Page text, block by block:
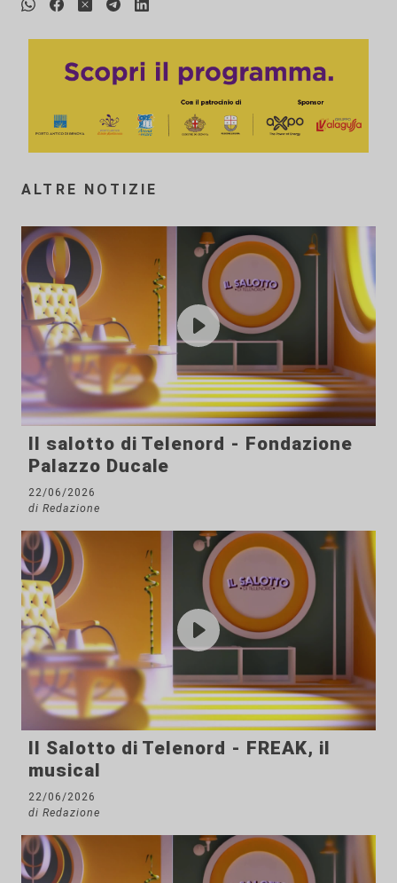
ALTRE NOTIZIE
Il salotto di Telenord - Fondazione
Palazzo Ducale
22/06/2026
di Redazione
Il Salotto di Telenord - FREAK, il
musical
22/06/2026
di Redazione